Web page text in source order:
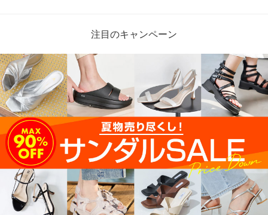
注目のキャンペーン